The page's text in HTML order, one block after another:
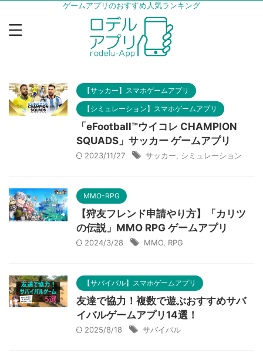
ゲームアプリのおすすめ人気ランキング
【サッカー】スマホゲームアプリ
【シミュレーション】スマホゲームアプリ
「eFootball™ウイコレ CHAMPION
SQUADS」サッカー ゲームアプリ
2023/11/27 サッカー シミュレーション
MMO-RPG
【狩友フレンド申請やり方】「カリツ
の伝説」MMO RPG ゲームアプリ
2024/3/28 MMO RPG
【サバイバル】スマホゲームアプリ
友達で協力！複数で遊ぶおすすめサバ
イバルゲームアプリ14選！
2025/8/18 サバイバル